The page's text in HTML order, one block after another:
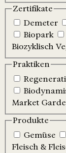
Zertifikate
Demeter
Biopark
Biozyklisch
Praktiken
Market
Produkte
Gemüse
Fleisch &